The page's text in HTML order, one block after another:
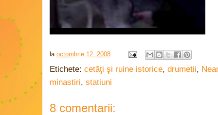
la octombrie 12, 2008
Etichete: cetăţi şi ruine istorice, drumetii,
minastiri, statiuni
8 comentarii: